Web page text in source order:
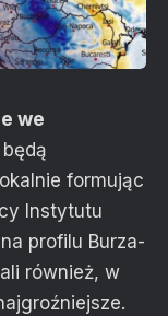
we
będą
formując
Instytutu
profilu Burza-
również, w